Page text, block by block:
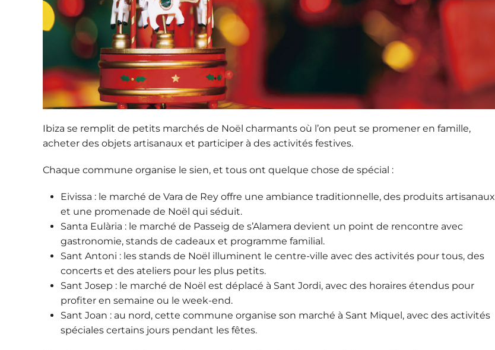
Ibiza se remplit de petits marchés de Noël charmants où l’on peut se promener en famille,
acheter des objets artisanaux et participer à des activités festives.
Chaque commune organise le sien, et tous ont quelque chose de spécial :
Eivissa : le marché de Vara de Rey offre une ambiance traditionnelle, des produits artisanaux
et une promenade de Noël qui séduit.
Santa Eulària : le marché de Passeig de s’Alamera devient un point de rencontre avec
gastronomie, stands de cadeaux et programme familial.
Sant Antoni : les stands de Noël illuminent le centre-ville avec des activités pour tous, des
concerts et des ateliers pour les plus petits.
Sant Josep : le marché de Noël est déplacé à Sant Jordi, avec des horaires étendus pour
profiter en semaine ou le week-end.
Sant Joan : au nord, cette commune organise son marché à Sant Miquel, avec des activités
spéciales certains jours pendant les fêtes.